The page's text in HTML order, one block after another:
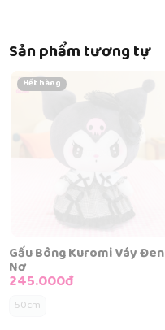
Sản phẩm tương tự
Hết hàng
Gấu Bông Kuromi Váy Đen
Nơ
245.000đ
50cm